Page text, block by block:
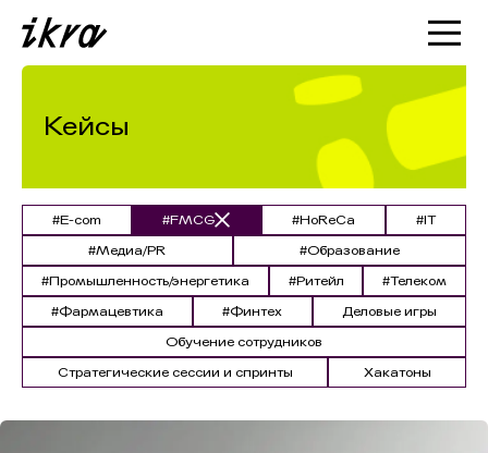
Познакомиться с ИКРОЙ
Кейсы
#E-com #FMCG #HoReCa
#IT
#Медиа/PR
#Образование
#Промышленность/энергетика
#Ритейл
#Телеком
#Фармацевтика
#Финтех
Деловые игры
Обучение сотрудников
Стратегические сессии и спринты
Хакатоны